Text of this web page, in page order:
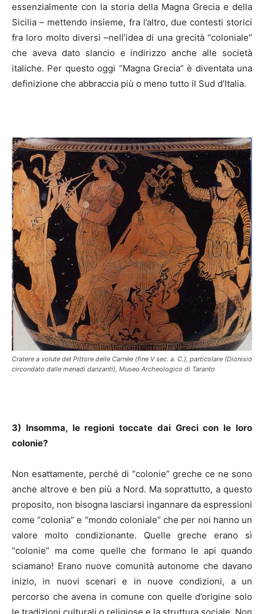
essenzialmente con la storia della Magna Grecia e della
Sicilia – mettendo insieme, fra l’altro, due contesti storici
fra loro molto diversi –nell’idea di una grecità “coloniale”
che aveva dato slancio e indirizzo anche alle società
italiche. Per questo oggi “Magna Grecia” è diventata una
definizione che abbraccia più o meno tutto il Sud d’Italia.
Cratere a volute del Pittore delle Carnèe (fine V sec. a. C.), particolare (Dionisio
circondato dalle menadi danzanti), Museo Archeologico di Taranto
3) Insomma, le regioni toccate dai Greci con le loro
colonie?
Non esattamente, perché di “colonie” greche ce ne sono
anche altrove e ben più a Nord. Ma soprattutto, a questo
proposito, non bisogna lasciarsi ingannare da espressioni
come “colonia” e “mondo coloniale” che per noi hanno un
valore molto condizionante. Quelle greche erano sì
“colonie” ma come quelle che formano le api quando
sciamano! Erano nuove comunità autonome che davano
inizio, in nuovi scenari e in nuove condizioni, a un
percorso che avena in comune con quelle d’origine solo